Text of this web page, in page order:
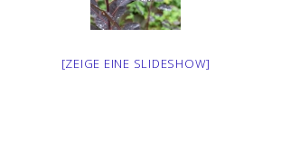
[ZEIGE EINE SLIDESHOW]